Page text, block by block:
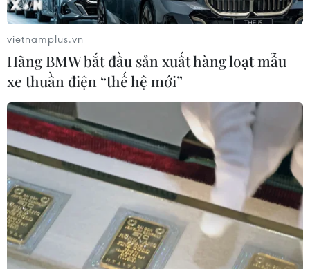
vietnamplus.vn
Hãng BMW bắt đầu sản xuất hàng loạt mẫu
xe thuần điện “thế hệ mới”